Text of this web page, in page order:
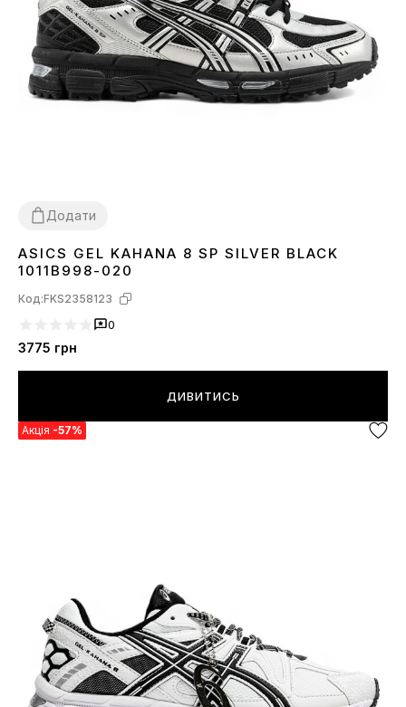
Додати
36 38394041 4243 4445
ASICS GEL KAHANA 8 SP SILVER BLACK
1011B998-020
Код:FKS2358123
0
3775 грн
ДИВИТИСЬ
Акція -57%